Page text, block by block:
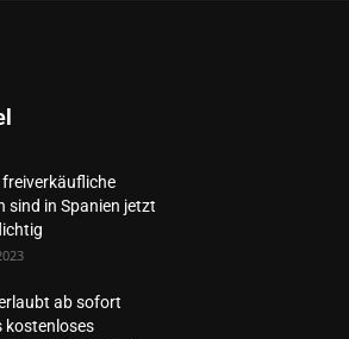
sind in Spanien jetzt
ab sofort
kostenloses